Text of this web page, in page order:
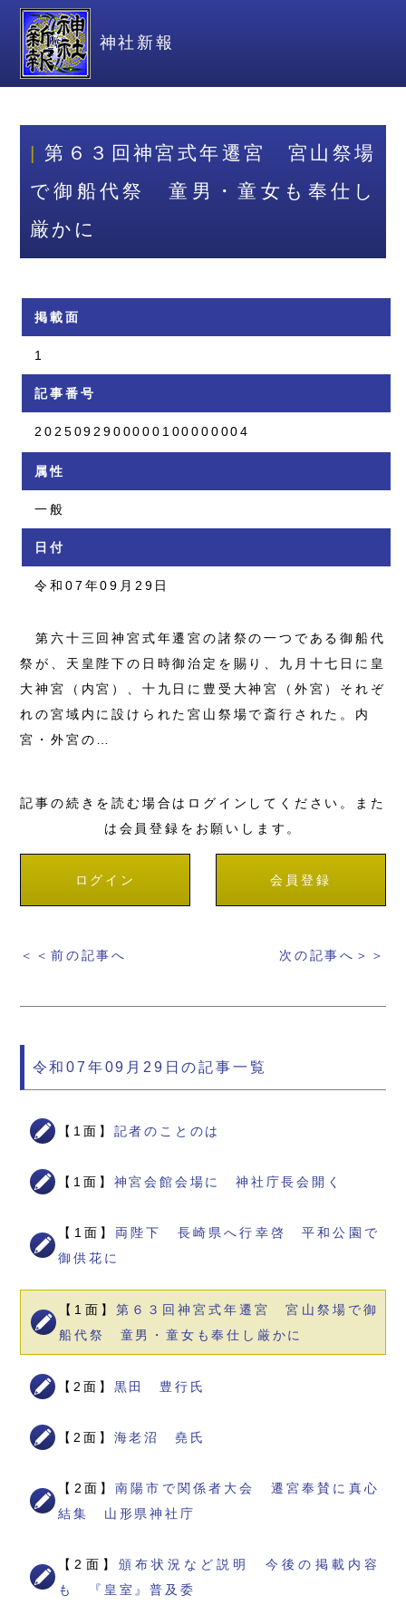
神社新報
第６３回神宮式年遷宮 宮山祭場
で御船代祭 童男・童女も奉仕し
厳かに
掲載面
1
記事番号
2025092900000100000004
属性
一般
日付
令和07年09月29日
第六十三回神宮式年遷宮の諸祭の一つである御船代
祭が、天皇陛下の日時御治定を賜り、九月十七日に皇
大神宮（内宮）、十九日に豊受大神宮（外宮）それぞ
れの宮域内に設けられた宮山祭場で斎行された。内
宮・外宮の…
記事の続きを読む場合はログインしてください。また
は会員登録をお願いします。
ログイン 会員登録
＜＜前の記事へ 次の記事へ＞＞
令和07年09月29日の記事一覧
【1面】 記者のことのは
【1面】 神宮会館会場に 神社庁長会開く
【1面】 両陛下 長崎県へ行幸啓 平和公園で
御供花に
【1面】 第６３回神宮式年遷宮 宮山祭場で御
船代祭 童男・童女も奉仕し厳かに
【2面】 黒田 豊行氏
【2面】 海老沼 堯氏
【2面】南陽市で関係者大会 遷宮奉賛に真心
結集 山形県神社庁
【2面】 頒布状況など説明 今後の掲載内容
も 『皇室』普及委